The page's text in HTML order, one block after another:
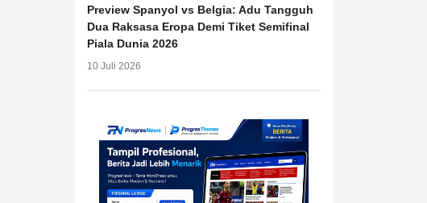
Preview Spanyol vs Belgia: Adu Tangguh
Dua Raksasa Eropa Demi Tiket Semifinal
Piala Dunia 2026
10 Juli 2026